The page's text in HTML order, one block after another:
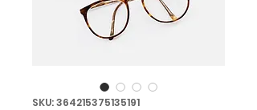
SKU: 364215375135191